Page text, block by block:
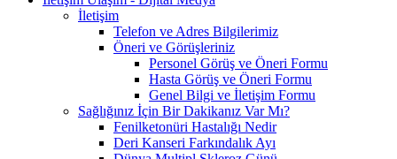
İletişim
Telefon ve Adres Bilgilerimiz
Öneri ve Görüşleriniz
Personel Görüş ve Öneri Formu
Hasta Görüş ve Öneri Formu
Genel Bilgi ve İletişim Formu
Sağlığınız İçin Bir Dakikanız Var Mı?
Fenilketonüri Hastalığı Nedir
Deri Kanseri Farkındalık Ayı